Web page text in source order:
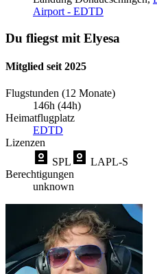
Airport - EDTD
Du fliegst mit Elyesa
Mitglied seit 2025
Flugstunden (12 Monate)
146h (44h)
Heimatflugplatz
EDTD
Lizenzen
SPL
LAPL-S
Berechtigungen
unknown